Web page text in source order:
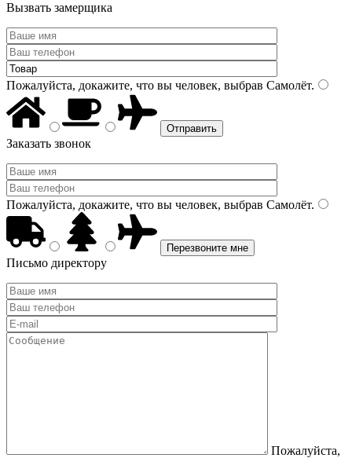
Вызвать замерщика
Пожалуйста, докажите, что вы человек, выбрав Самолёт.
Заказать звонок
Пожалуйста, докажите, что вы человек, выбрав Самолёт.
Письмо директору
Пожалуйста,